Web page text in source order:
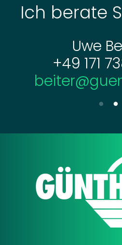
Ich berate
Tim
+49 741
Ich berate
Uwe
+49 171